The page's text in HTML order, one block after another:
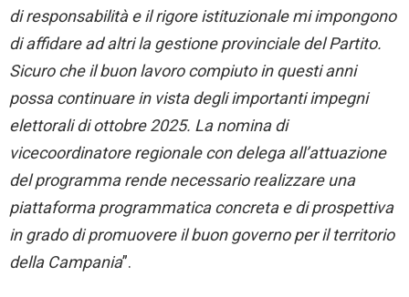
di responsabilità e il rigore istituzionale mi impongono
di affidare ad altri la gestione provinciale del Partito.
Sicuro che il buon lavoro compiuto in questi anni
possa continuare in vista degli importanti impegni
elettorali di ottobre 2025. La nomina di
vicecoordinatore regionale con delega all’attuazione
del programma rende necessario realizzare una
piattaforma programmatica concreta e di prospettiva
in grado di promuovere il buon governo per il territorio
della Campania”.